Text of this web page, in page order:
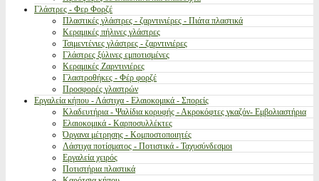
Γλάστρες - Φερ Φορζέ
Πλαστικές γλάστρες - ζαρντινιέρες - Πιάτα πλαστικά
Κεραμικές πήλινες γλάστρες
Τσιμεντένιες γλάστρες - ζαρντινιέρες
Γλάστρες ξύλινες εμποτισμένες
Κεραμικές Ζαρντινιέρες
Γλαστροθήκες - Φέρ φορζέ
Προσφορές γλαστρών
Εργαλεία κήπου - Λάστιχα - Ελαιοκομικά - Σπορείς
Κλαδευτήρια - Ψαλίδια κορυφής - Ακροκόφτες γκαζόν- Εμβολιαστήρια
Ελαιοκομικά - Καρποσυλλέκτες
Όργανα μέτρησης - Κομποστοποιητές
Λάστιχα ποτίσματος - Ποτιστικά - Ταχυσύνδεσμοι
Εργαλεία χειρός
Ποτιστήρια πλαστικά